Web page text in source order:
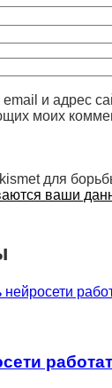
и адрес
моих
для
ваши